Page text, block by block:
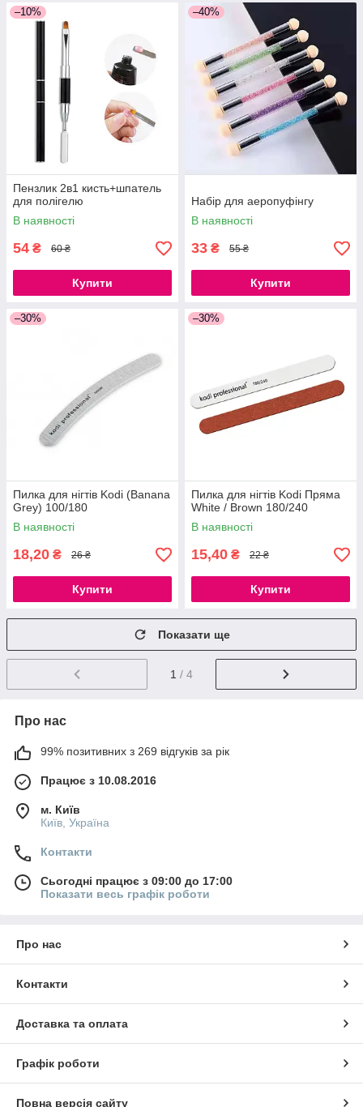
–10%
Пензлик 2в1 кисть+шпатель
для полігелю
В наявності
54 ₴ 60 ₴
Купити
–40%
Набір для аеропуфінгу
В наявності
33 ₴ 55 ₴
Купити
–30%
Пилка для нігтів Kodi (Banana
Grey) 100/180
В наявності
18,20 ₴ 26 ₴
Купити
–30%
Пилка для нігтів Kodi Пряма
White / Brown 180/240
В наявності
15,40 ₴ 22 ₴
Купити
Показати ще
1 / 4
Про нас
99% позитивних з 269 відгуків за рік
Працює з 10.08.2016
м. Київ
Київ, Україна
Контакти
Сьогодні працює з 09:00 до 17:00
Показати весь графік роботи
Про нас
Контакти
Доставка та оплата
Графік роботи
Повна версія сайту